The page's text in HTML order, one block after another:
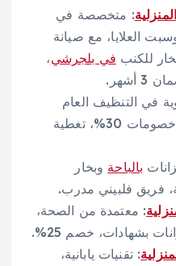
: متخصصة في
العلايا، مع صيانة
للكنب في بلجرشي،
في التنظيف العام
، خصومات 30%، تغطية
بالباحة وبخار
فريق فلبيني مدرب.
: معتمدة من الصحة،
بشهادات، خصم 25%.
: تقنيات يابانية،